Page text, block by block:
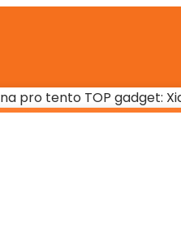
pro tento TOP gadget: